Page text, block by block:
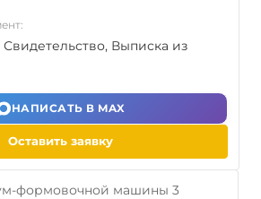
Выписка из
НАПИСАТЬ В MAX
Оставить заявку
формовочной машины 3